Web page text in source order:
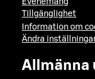
Evenemang
Tillgänglighet
Information om
Ändra
Allmänna